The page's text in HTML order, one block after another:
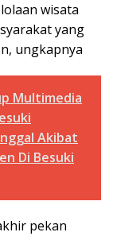
wisata
yang
ungkapnya
Multimedia
Akibat
Di Besuki
pekan